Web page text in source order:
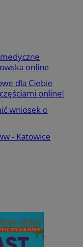
online
dla Ciebie
online!
wniosek o
- Katowice